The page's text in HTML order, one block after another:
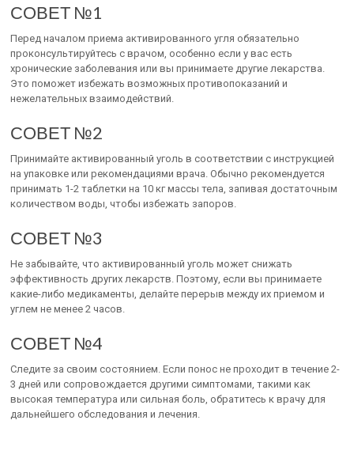
СОВЕТ №1
Перед началом приема активированного угля обязательно
проконсультируйтесь с врачом, особенно если у вас есть
хронические заболевания или вы принимаете другие лекарства.
Это поможет избежать возможных противопоказаний и
нежелательных взаимодействий.
СОВЕТ №2
Принимайте активированный уголь в соответствии с инструкцией
на упаковке или рекомендациями врача. Обычно рекомендуется
принимать 1-2 таблетки на 10 кг массы тела, запивая достаточным
количеством воды, чтобы избежать запоров.
СОВЕТ №3
Не забывайте, что активированный уголь может снижать
эффективность других лекарств. Поэтому, если вы принимаете
какие-либо медикаменты, делайте перерыв между их приемом и
углем не менее 2 часов.
СОВЕТ №4
Следите за своим состоянием. Если понос не проходит в течение 2-
3 дней или сопровождается другими симптомами, такими как
высокая температура или сильная боль, обратитесь к врачу для
дальнейшего обследования и лечения.